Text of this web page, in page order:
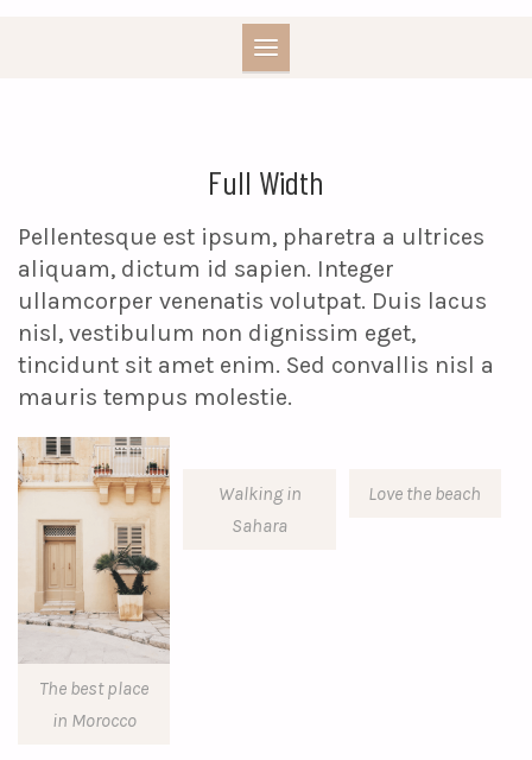
Full Width
Pellentesque est ipsum, pharetra a ultrices
aliquam, dictum id sapien. Integer
ullamcorper venenatis volutpat. Duis lacus
nisl, vestibulum non dignissim eget,
tincidunt sit amet enim. Sed convallis nisl a
mauris tempus molestie.
The best place
in Morocco
Walking in
Sahara
Love the beach